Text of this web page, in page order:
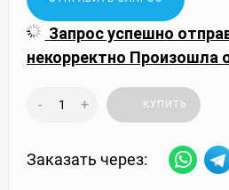
Запрос успешно
некорректно Произошла
- + КУПИТЬ
Заказать через: